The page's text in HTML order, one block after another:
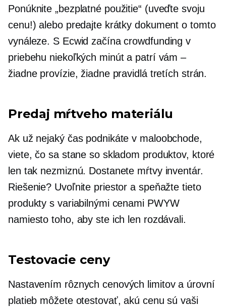
Ponúknite „bezplatné použitie“ (uveďte svoju
cenu!) alebo predajte krátky dokument o tomto
vynáleze. S Ecwid začína crowdfunding v
priebehu niekoľkých minút a patrí vám –
žiadne provízie, žiadne pravidlá tretích strán.
Predaj mŕtveho materiálu
Ak už nejaký čas podnikáte v maloobchode,
viete, čo sa stane so skladom produktov, ktoré
len tak nezmiznú. Dostanete mŕtvy inventár.
Riešenie? Uvoľnite priestor a speňažte tieto
produkty s variabilnými cenami PWYW
namiesto toho, aby ste ich len rozdávali.
Testovacie ceny
Nastavením rôznych cenových limitov a úrovní
platieb môžete otestovať, akú cenu sú vaši